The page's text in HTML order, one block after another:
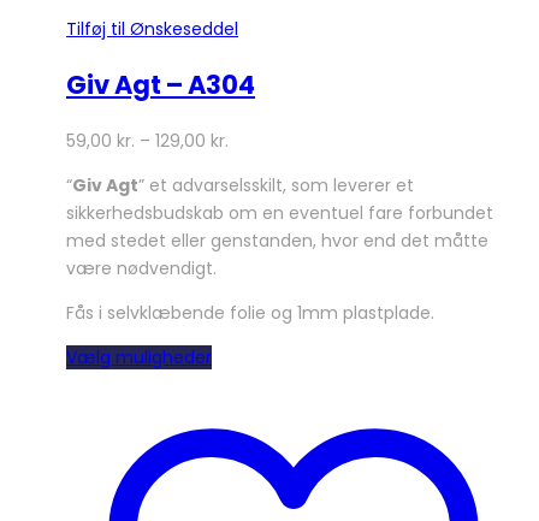
Tilføj til Ønskeseddel
Giv Agt – A304
59,00 kr. – 129,00 kr.
“Giv Agt” et advarselsskilt, som leverer et
sikkerhedsbudskab om en eventuel fare forbundet
med stedet eller genstanden, hvor end det måtte
være nødvendigt.
Fås i selvklæbende folie og 1mm plastplade.
Vælg mulighederDette
flere
varianter.
Mulighederne